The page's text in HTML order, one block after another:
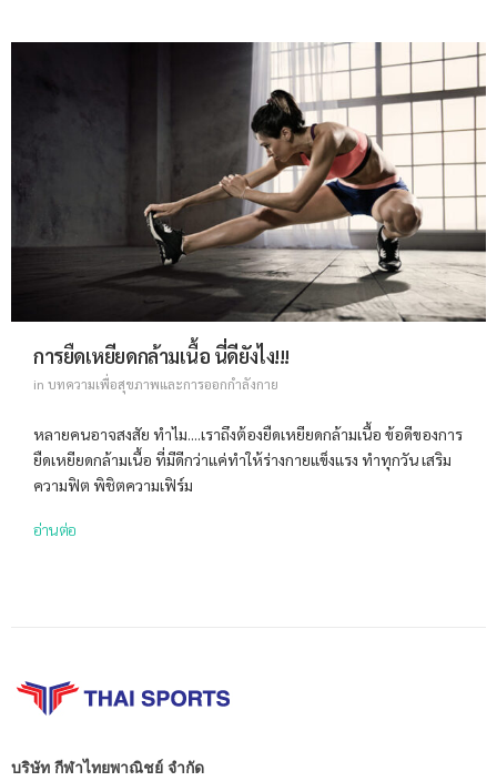
การยืดเหยียดกล้ามเนื้อ นี่ดียังไง!!!
in บทความเพื่อสุขภาพและการออกกำลังกาย
หลายคนอาจสงสัย ทำไม....เราถึงต้องยืดเหยียดกล้ามเนื้อ ข้อดีของการ
ยืดเหยียดกล้ามเนื้อ ที่มีดีกว่าแค่ทำให้ร่างกายแข็งแรง ทำทุกวัน เสริม
ความฟิต พิชิตความเฟิร์ม
อ่านต่อ
บริษัท กีฬาไทยพาณิชย์ จำกัด